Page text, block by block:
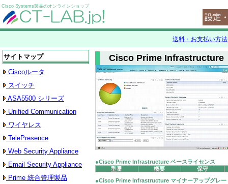
Cisco Systems製品のオンラインショップ
送料・お支払い方法
サイトマップ
Ciscoルータ
スイッチ
ASA5500 シリーズ
Unified Communication
ワイヤレス
TelePresence
Web Security Appliance
Email Security Appliance
Prime 統合管理製品
Cisco Prime Infrastructure
●Cisco Prime Infrastructure ベースライセンス
型番
概要
保守
●Cisco Prime Infrastructure マイナーアップグレー